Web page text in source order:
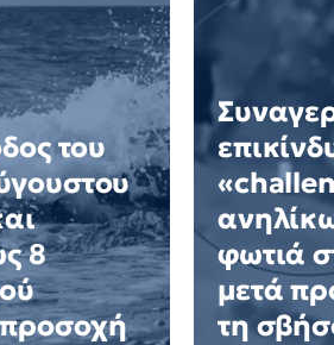
του
8
προσοχή
φωτιά
μετά
τη